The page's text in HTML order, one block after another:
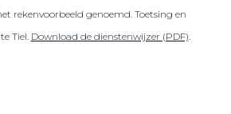
rekenvoorbeeld genoemd. Toetsing en
Tiel. Download de dienstenwijzer (PDF).